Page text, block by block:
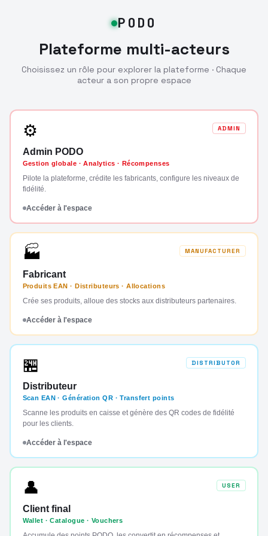
PODO
Plateforme multi-acteurs
Choisissez un rôle pour explorer la plateforme · Chaque
acteur a son propre espace
⚙ ADMIN
Admin PODO
Gestion globale · Analytics · Récompenses
Pilote la plateforme, crédite les fabricants, configure les niveaux de
fidélité.
Accéder à l'espace
🏭 MANUFACTURER
Fabricant
Produits EAN · Distributeurs · Allocations
Crée ses produits, alloue des stocks aux distributeurs partenaires.
Accéder à l'espace
🏪 DISTRIBUTOR
Distributeur
Scan EAN · Génération QR · Transfert points
Scanne les produits en caisse et génère des QR codes de fidélité
pour les clients.
Accéder à l'espace
👤 USER
Client final
Wallet · Catalogue · Vouchers